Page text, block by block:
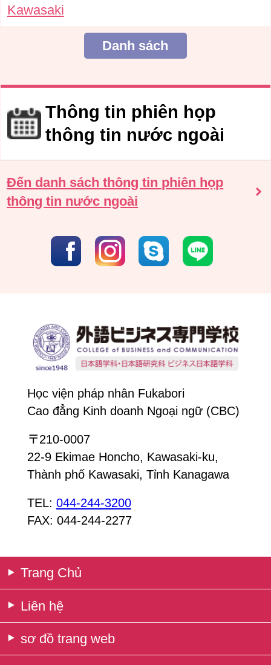
Kawasaki
Danh sách
Thông tin phiên họp
thông tin nước ngoài
Đến danh sách thông tin phiên họp
thông tin nước ngoài
Học viện pháp nhân Fukabori
Cao đẳng Kinh doanh Ngoại ngữ (CBC)
〒210-0007
22-9 Ekimae Honcho, Kawasaki-ku,
Thành phố Kawasaki, Tỉnh Kanagawa
TEL: 044-244-3200
FAX: 044-244-2277
Trang Chủ
Liên hệ
sơ đồ trang web